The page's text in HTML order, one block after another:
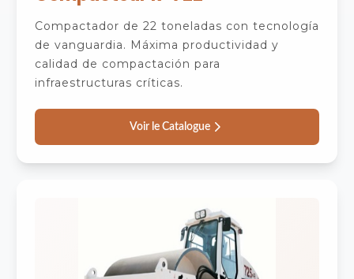
Compactador de 22 toneladas con tecnología
de vanguardia. Máxima productividad y
calidad de compactación para
infraestructuras críticas.
Voir le Catalogue